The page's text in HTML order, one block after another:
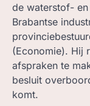
de waterstof- en
Brabantse
(Economie). Hij
afspraken te
besluit
komt.